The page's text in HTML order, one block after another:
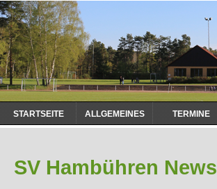
Navigation
überspringen
STARTSEITE ALLGEMEINES TERMINE
SV Hambühren News